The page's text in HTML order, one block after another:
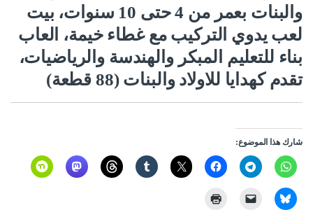
والبنات بعمر من 4 حتى 10 سنوات، بيت
لعب يدوي التركيب مع غطاء خيمة، العاب
بناء للتعليم المبكر والهندسة والرياضيات،
تقدم كهدايا للاولاد والبنات (88 قطعة)
شارك هذا الموضوع: